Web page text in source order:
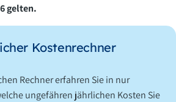
gelten.
Kostenrechner
Rechner erfahren Sie in nur
ungefähren jährlichen Kosten Sie